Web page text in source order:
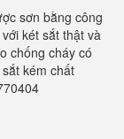
sơn bằng công
két sắt thật và
chống cháy có
kém chất